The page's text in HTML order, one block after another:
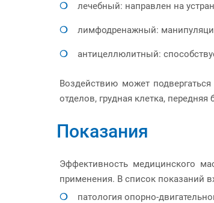
лечебный: направлен на
лимфодренажный:
антицеллюлитный:
Воздействию может
отделов, грудная клетка,
Показания
Эффективность медицинского
применения. В список показаний
патология опорно-